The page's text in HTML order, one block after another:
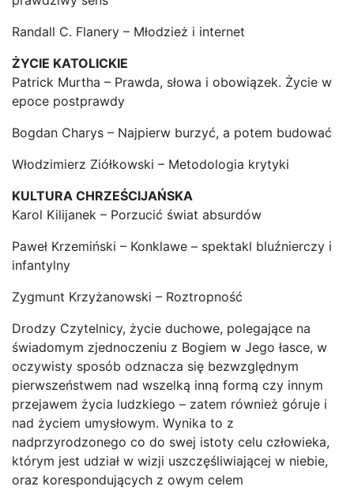
Randall C. Flanery – Młodzież i internet
ŻYCIE KATOLICKIE
Patrick Murtha – Prawda, słowa i obowiązek. Życie w
epoce postprawdy
Bogdan Charys – Najpierw burzyć, a potem budować
Włodzimierz Ziółkowski – Metodologia krytyki
KULTURA CHRZEŚCIJAŃSKA
Karol Kilijanek – Porzucić świat absurdów
Paweł Krzemiński – Konklawe – spektakl bluźnierczy i
infantylny
Zygmunt Krzyżanowski – Roztropność
Drodzy Czytelnicy, życie duchowe, polegające na
świadomym zjednoczeniu z Bogiem w Jego łasce, w
oczywisty sposób odznacza się bezwzględnym
pierwszeństwem nad wszelką inną formą czy innym
przejawem życia ludzkiego – zatem również góruje i
nad życiem umysłowym. Wynika to z
nadprzyrodzonego co do swej istoty celu człowieka,
którym jest udział w wizji uszczęśliwiającej w niebie,
oraz korespondujących z owym celem